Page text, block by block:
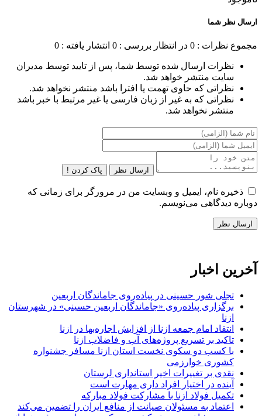
ارسال نظر شما
مجموع نظرات : 0 در انتظار بررسی : 0 انتشار یافته : 0
نظرات ارسال شده توسط شما، پس از تایید توسط مدیران
سایت منتشر خواهد شد.
نظراتی که حاوی تهمت یا افترا باشد منتشر نخواهد شد.
نظراتی که به غیر از زبان فارسی یا غیر مرتبط با خبر باشد
منتشر نخواهد شد.
ارسال نظر پاک کردن !
ذخیره نام، ایمیل و وبسایت من در مرورگر برای زمانی که
دوباره دیدگاهی می‌نویسم.
آخرین اخبار
تجلی شور حسینی در پیاده‌روی جاماندگان اربعین
برگزاری پیاده‌روی «جاماندگان اربعین حسینی» در شهرستان
ازنا
انتقاد امام جمعه ازنا از افزایش اجاره‌بها در ازنا
تاکید بر تسریع پروژه‌های آب و فاضلاب ازنا
با کسب دو سکوی نخست استان ازنا مسافر جشنواره
کشوری خوارزمی
نقدی بر تغییرات اخیر استانداری لرستان
آینده در اختیار افراد داری مهارت است
تکمیل فولاد ازنا با مشارکت فولاد مبارکه
اعتماد به مسئولان صیانت از منافع ایران را تضمین می‌کند